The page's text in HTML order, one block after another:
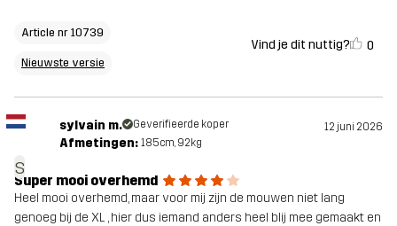
Article nr 10739
Nieuwste versie
Vind je dit nuttig? 0
s
sylvain m. Geverifieerde koper 12 juni 2026
Afmetingen: 185cm, 92kg
Super mooi overhemd
Heel mooi overhemd, maar voor mij zijn de mouwen niet lang
genoeg bij de XL , hier dus iemand anders heel blij mee gemaakt en